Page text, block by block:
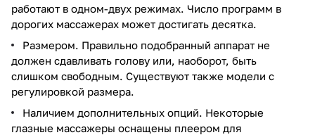
работают в одном-двух режимах. Число программ в
дорогих массажерах может достигать десятка.
Размером. Правильно подобранный аппарат не
должен сдавливать голову или, наоборот, быть
слишком свободным. Существуют также модели с
регулировкой размера.
Наличием дополнительных опций. Некоторые
глазные массажеры оснащены плеером для